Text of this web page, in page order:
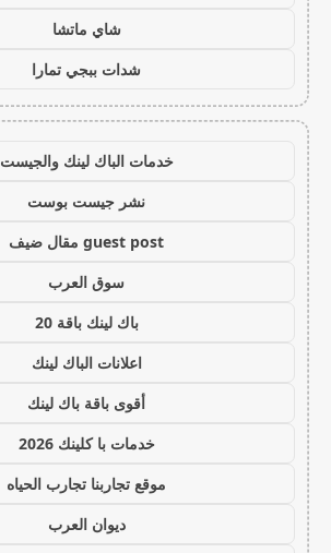
شاي ماتشا
شدات ببجي تمارا
خدمات الباك لينك والجيست
نشر جيست بوست
guest post مقال ضيف
سوق العرب
باك لينك باقة 20
اعلانات الباك لينك
أقوى باقة باك لينك
خدمات با كلينك 2026
موقع تجاربنا تجارب الحياه
ديوان العرب